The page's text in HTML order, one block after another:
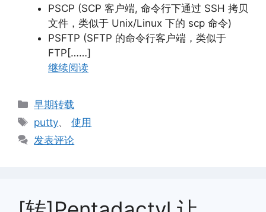
PSCP (SCP 客户端, 命令行下通过 SSH 拷贝
文件，类似于 Unix/Linux 下的 scp 命令)
PSFTP (SFTP 的命令行客户端，类似于
FTP[……]
继续阅读
分
类
早期转载
标
签
putty、使用
发表评论